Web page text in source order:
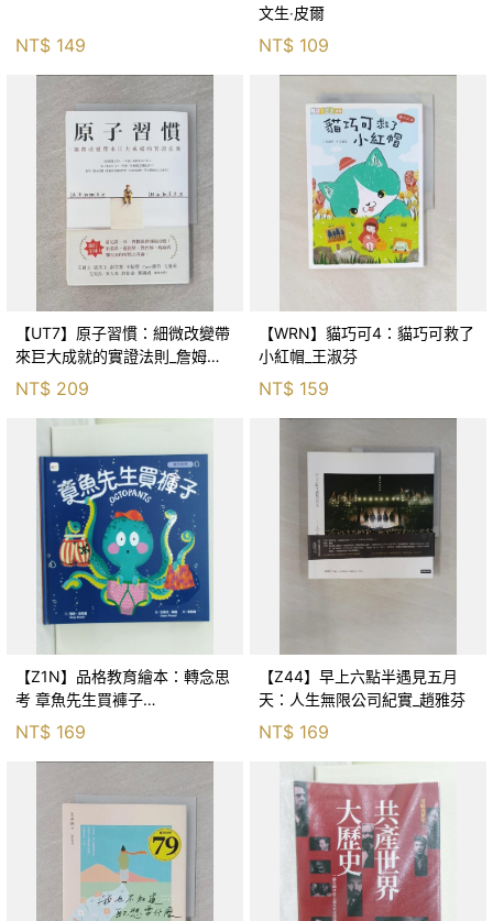
NT$ 149
文生‧皮爾
NT$ 109
【UT7】原子習慣：細微改變帶
來巨大成就的實證法則_詹姆斯‧
克利爾, 蔡世偉
NT$ 209
【WRN】貓巧可4：貓巧可救了
小紅帽_王淑芬
NT$ 159
【Z1N】品格教育繪本：轉念思
考 章魚先生買褲子
(Octopants)_蘇西‧西尼爾, 黃筱
NT$ 169
【Z44】早上六點半遇見五月
天：人生無限公司紀實_趙雅芬
NT$ 169